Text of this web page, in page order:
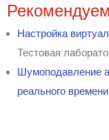
Настройка
Тестовая
Шумоподавление
реального времени